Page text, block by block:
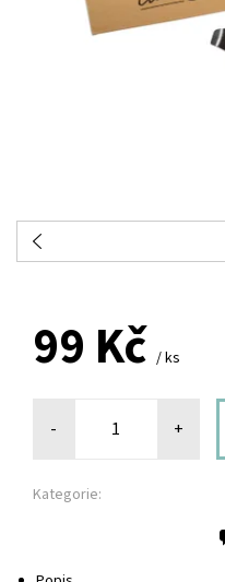
99 Kč / ks
- +
Kategorie: